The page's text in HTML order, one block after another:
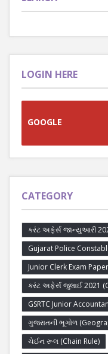
LOGIN HERE
GOOGLE
CATEGORY
કરંટ અફેર્સ જાન્યુઆરી
Gujarat Police
Junior Clerk Exam
કરંટ અફેર્સ જુલાઈ 2021
GSRTC Junior
ગુજરાતની ભૂગોળ
ચેઈન રૂલ (Chain Rule)